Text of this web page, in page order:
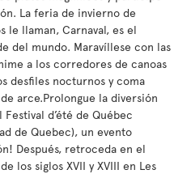
La feria de invierno de
le llaman, Carnaval, es el
del mundo. Maravíllese con las
a los corredores de canoas
desfiles nocturnos y coma
arce.Prolongue la diversión
d’été de Québec
de Quebec), un evento
Después, retroceda en el
los siglos XVII y XVIII en Les